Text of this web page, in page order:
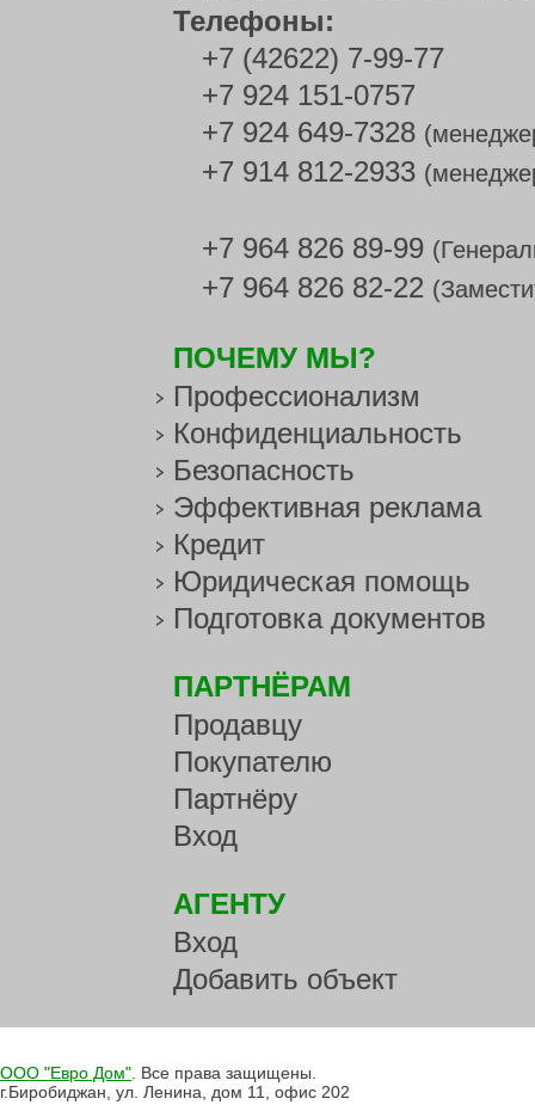
Телефоны:
+7 (42622) 7-99-77
+7 924 151-0757
+7 924 649-7328
+7 914 812-2933
+7 964 826 89-99
+7 964 826 82-22
ПОЧЕМУ МЫ?
Профессионализм
Конфиденциальность
Безопасность
Эффективная реклама
Кредит
Юридическая помощь
Подготовка документов
ПАРТНЁРАМ
Продавцу
Покупателю
Партнёру
Вход
АГЕНТУ
Вход
Добавить объект
ООО "Евро Дом". Все права защищены.
г.Биробиджан, ул. Ленина, дом 11, офис 202